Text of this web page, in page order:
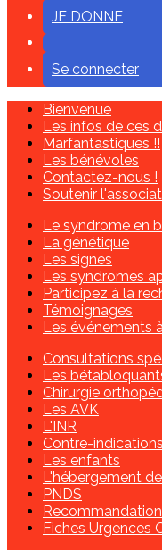
JE DONNE
Se connecter
Bienvenue
Les infos de ces
Marfantastiques !!
Les bénévoles
Contactez-nous !
Soutenir
Le syndrome en
La génétique
Les signes
Les syndromes
Participez à la
Témoignages
Les événements
Consultations
Les
Chirurgie
Les AVK
L'INR
Contre-indications
Les enfants
L'hébergement
PNDS
Fiches Urgences